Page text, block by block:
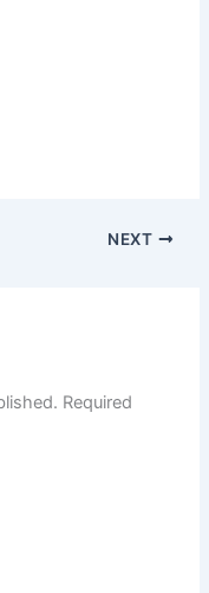
NEXT
Required